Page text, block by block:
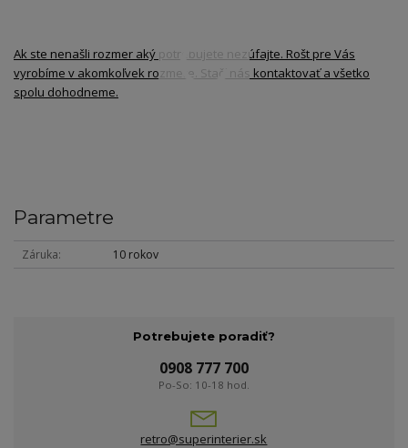
Ak ste nenašli rozmer aký potrebujete nezúfajte. Rošt pre Vás
vyrobíme v akomkoľvek rozmere. Stačí nás kontaktovať a všetko
spolu dohodneme.
Parametre
Záruka 10 rokov
Potrebujete poradiť?
0908 777 700
Po-So: 10-18 hod.
retro@superinterier.sk